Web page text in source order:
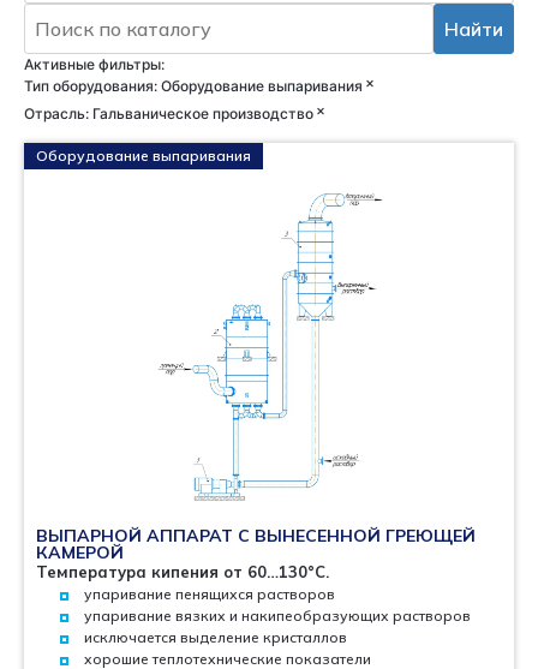
Найти
Активные фильтры:
Тип оборудования: Оборудование выпаривания ×
Отрасль: Гальваническое производство ×
Оборудование выпаривания
ВЫПАРНОЙ АППАРАТ С ВЫНЕСЕННОЙ ГРЕЮЩЕЙ
КАМЕРОЙ
Температура кипения от 60…130°С.
упаривание пенящихся растворов
упаривание вязких и накипеобразующих растворов
исключается выделение кристаллов
хорошие теплотехнические показатели